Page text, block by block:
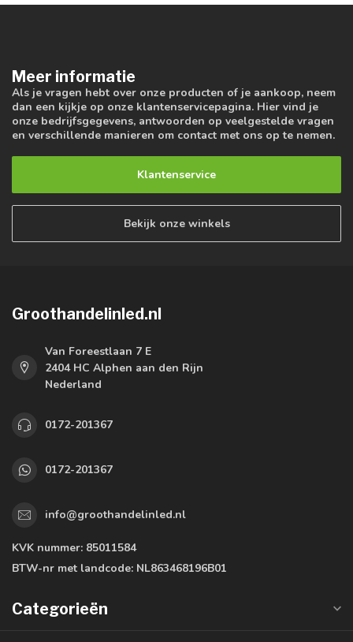
Meer informatie
Als je vragen hebt over onze producten of je aankoop, neem
dan een kijkje op onze klantenservicepagina. Hier vind je
onze bedrijfsgegevens, antwoorden op veelgestelde vragen
en verschillende manieren om contact met ons op te nemen.
Klantenservice
Bekijk onze winkels
Groothandelinled.nl
Van Foreestlaan 7 E
2404 HC Alphen aan den Rijn
Nederland
0172-201367
0172-201367
info@groothandelinled.nl
KVK nummer: 85011584
BTW-nr met landcode: NL863468196B01
Categorieën